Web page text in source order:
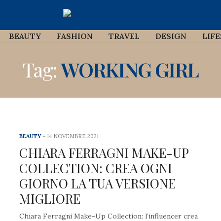
BEAUTY FASHION TRAVEL DESIGN
Tag:WORKING GIRL
BEAUTY 14 NOVEMBRE 2021
CHIARA FERRAGNI MAKE-UP
COLLECTION: CREA OGNI
GIORNO LA TUA VERSIONE
MIGLIORE
Chiara Ferragni Make-Up Collection: l’influencer crea